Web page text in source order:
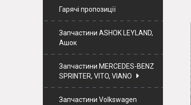
Гарячі пропозиції
Запчастини ASHOK LEYLAND,
Ашок
Запчастини MERCEDES-BENZ
SPRINTER, VITO, VIANO
Запчастини Volkswagen